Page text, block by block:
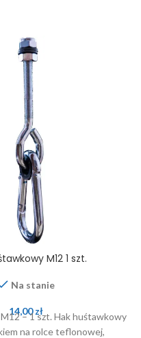
M12 1 szt.
Na stanie
14,00zł
– 1 szt. Hak huśtawkowy
na rolce teflonowej,